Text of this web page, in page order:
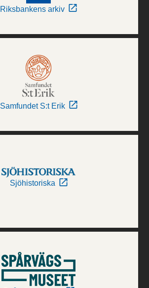
Riksbankens arkiv
Samfundet S:t Erik
Sjöhistoriska